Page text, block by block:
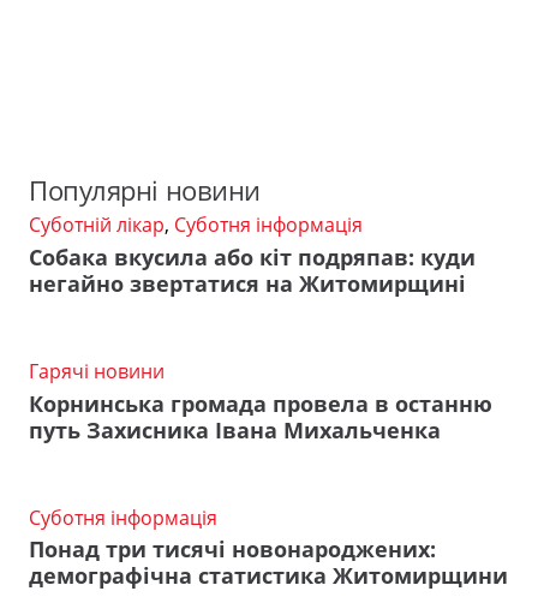
Популярні новини
Суботній лікар, Суботня інформація
Собака вкусила або кіт подряпав: куди
негайно звертатися на Житомирщині
Гарячі новини
Корнинська громада провела в останню
путь Захисника Івана Михальченка
Суботня інформація
Понад три тисячі новонароджених:
демографічна статистика Житомирщини